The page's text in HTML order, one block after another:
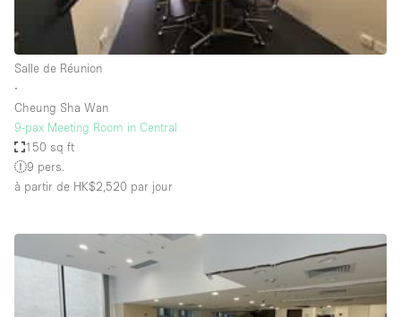
Salle
Salle de Conférence
Salle de Réunion
Salon / Festival
Salon Beauté / Coiffure
Studio Photo / Tournage
Étal de Marché
Caractéristiques de l'espace
Accès aux handicapés
Salle de Réunion
∙
Cheung Sha Wan
9-pax Meeting Room in Central
150 sq ft
9 pers.
à partir de HK$2,520 par jour